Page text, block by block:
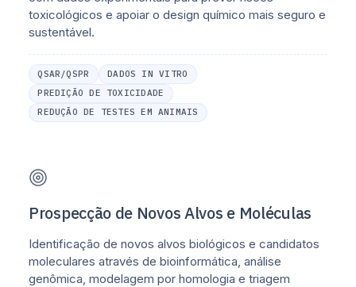
toxicológicos e apoiar o design químico mais seguro e
sustentável.
QSAR/QSPR
DADOS IN VITRO
PREDIÇÃO DE TOXICIDADE
REDUÇÃO DE TESTES EM ANIMAIS
Prospecção de Novos Alvos e Moléculas
Identificação de novos alvos biológicos e candidatos
moleculares através de bioinformática, análise
genômica, modelagem por homologia e triagem